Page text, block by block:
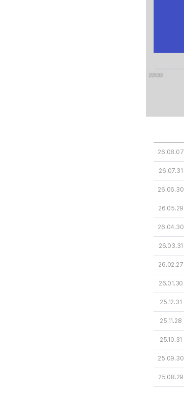
26.08.07
26.07.31
26.06.30
26.05.29
26.04.30
26.03.31
26.02.27
26.01.30
25.12.31
25.11.28
25.10.31
25.09.30
25.08.29